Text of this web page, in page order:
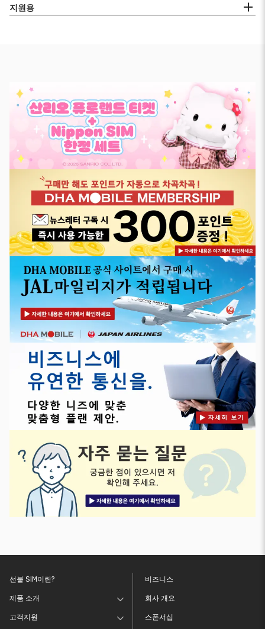
지원용
선불 SIM이란?
제품 소개
고객지원
비즈니스
회사 개요
스폰서십